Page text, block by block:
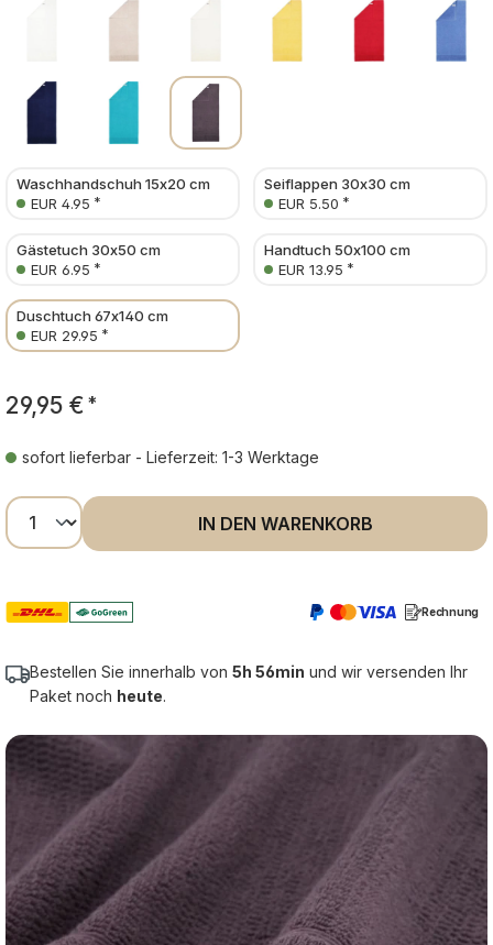
Waschhandschuh 15x20 cm
EUR 4.95 *
Seiflappen 30x30 cm
EUR 5.50 *
Gästetuch 30x50 cm
EUR 6.95 *
Handtuch 50x100 cm
EUR 13.95 *
Duschtuch 67x140 cm
EUR 29.95 *
29,95 € *
sofort lieferbar - Lieferzeit: 1-3 Werktage
Produkt Anzahl: Gib den gewünschten
IN DEN WARENKORB
Rechnung
Bestellen Sie innerhalb von 5h 56min und wir versenden Ihr
Paket noch heute.